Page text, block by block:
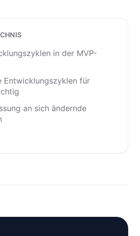
in der MVP-
Entwicklungszyklen für
an sich ändernde